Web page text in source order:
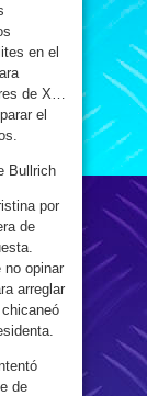
en el
de X…
el
Bullrich
por
de
no opinar
arreglar
de